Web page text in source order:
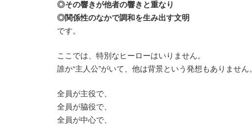
◎その響きが他者の響きと重なり
◎関係性のなかで調和を生み出す文明
です。
ここでは、特別なヒーローはいりません。
誰か“主人公”がいて、他は背景という発想もありません。
全員が主役で、
全員が脇役で、
全員が中心で、